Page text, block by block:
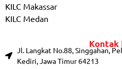
KILC Makassar
KILC Medan
Kontak
Jl. Langkat No.88, Singgahan,
Kediri, Jawa Timur 64213